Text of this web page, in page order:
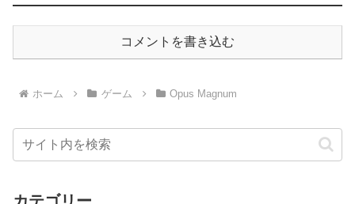
コメントを書き込む
ホーム ゲーム Opus Magnum